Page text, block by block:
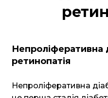
Непроліферативна
ретинопатія
Непроліферативна